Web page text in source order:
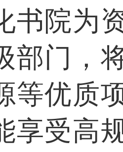
书院为
部门，
等优质
享受高